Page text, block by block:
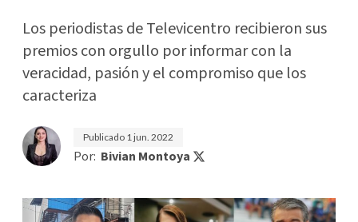
Los periodistas de Televicentro recibieron sus
premios con orgullo por informar con la
veracidad, pasión y el compromiso que los
caracteriza
Publicado 1 jun. 2022
Por: Bivian Montoya